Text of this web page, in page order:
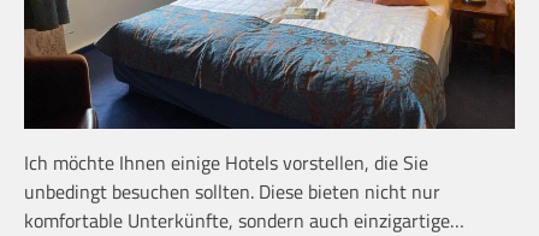
Ich möchte Ihnen einige Hotels vorstellen, die Sie
unbedingt besuchen sollten. Diese bieten nicht nur
komfortable Unterkünfte, sondern auch einzigartige…